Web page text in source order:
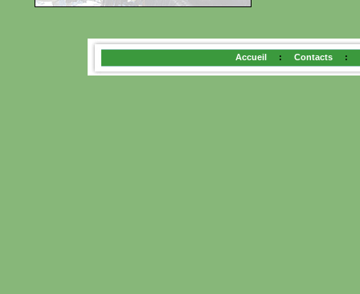
Accueil : Contacts :